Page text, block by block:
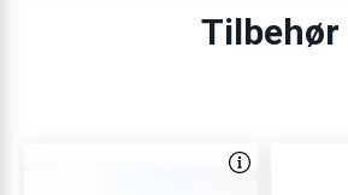
Tilbehør